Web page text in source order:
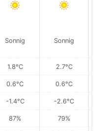
Sonnig
1.8°C
0.6°C
-1.4°C
87%
Sonnig
2.7°C
0.6°C
-2.6°C
79%